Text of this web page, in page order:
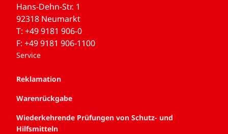
Hans-Dehn-Str. 1
92318 Neumarkt
T: +49 9181 906-0
F: +49 9181 906-1100
Service
Reklamation
Warenrückgabe
Wiederkehrende Prüfungen von Schutz- und
Hilfsmitteln